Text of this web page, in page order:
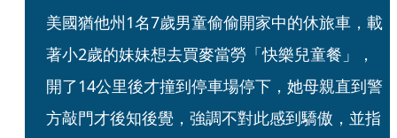
美國猶他州1名7歲男童偷偷開家中的休旅車，載
著小2歲的妹妹想去買麥當勞「快樂兒童餐」，
開了14公里後才撞到停車場停下，她母親直到警
方敲門才後知後覺，強調不對此感到驕傲，並指